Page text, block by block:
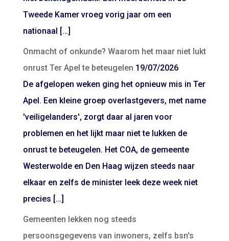
Tweede Kamer vroeg vorig jaar om een
nationaal […]
Onmacht of onkunde? Waarom het maar niet lukt
onrust Ter Apel te beteugelen 19/07/2026
De afgelopen weken ging het opnieuw mis in Ter
Apel. Een kleine groep overlastgevers, met name
'veiligelanders', zorgt daar al jaren voor
problemen en het lijkt maar niet te lukken de
onrust te beteugelen. Het COA, de gemeente
Westerwolde en Den Haag wijzen steeds naar
elkaar en zelfs de minister leek deze week niet
precies […]
Gemeenten lekken nog steeds
persoonsgegevens van inwoners, zelfs bsn's